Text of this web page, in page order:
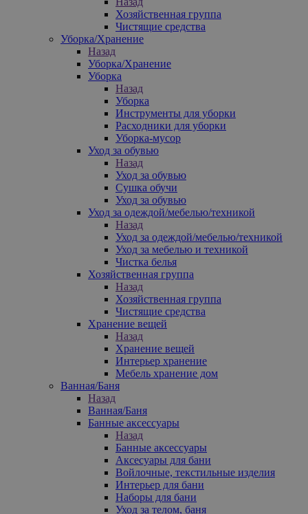
Хозяйственная группа
Чистящие средства
Уборка/Хранение
Назад
Уборка/Хранение
Уборка
Назад
Уборка
Инструменты для уборки
Расходники для уборки
Уборка-мусор
Уход за обувью
Назад
Уход за обувью
Сушка обучи
Уход за обувью
Уход за одеждой/мебелью/техникой
Назад
Уход за одеждой/мебелью/техникой
Уход за мебелью и техникой
Чистка белья
Хозяйственная группа
Назад
Хозяйственная группа
Чистящие средства
Хранение вещей
Назад
Хранение вещей
Интерьер хранение
Мебель хранение дом
Ванная/Баня
Назад
Ванная/Баня
Банные аксессуары
Назад
Банные аксессуары
Аксесуары для бани
Войлочные, текстильные изделия
Интерьер для бани
Наборы для бани
Уход за телом, баня